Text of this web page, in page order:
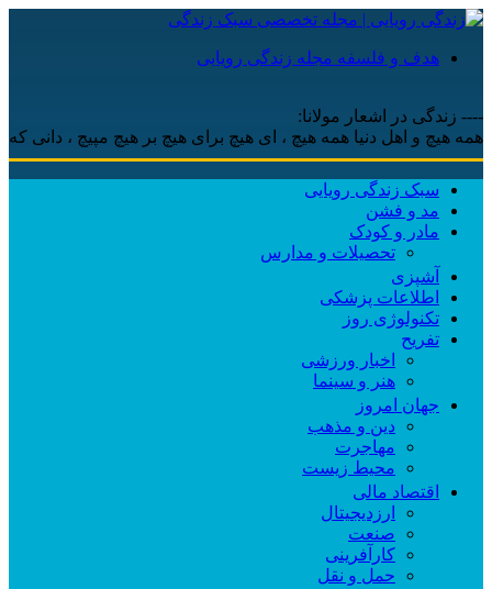
هدف و فلسفه مجله زندگی رویایی
---- زندگی در اشعار مولانا:
و اهل دنیا همه هیچ ، ‌ای هیچ برای هیچ بر هیچ مپیچ ، دانی که
سبک زندگی رویایی
مد و فشن
مادر و کودک
تحصیلات و مدارس
آشپزی
اطلاعات پزشکی
تکنولوژی روز
تفریح
اخبار ورزشی
هنر و سینما
جهان امروز
دین و مذهب
مهاجرت
محیط زیست
اقتصاد مالی
ارزدیجیتال
صنعت
کارآفرینی
حمل و نقل